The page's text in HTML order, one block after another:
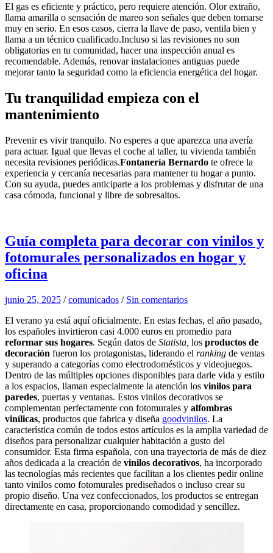
El gas es eficiente y práctico, pero requiere atención. Olor extraño,
llama amarilla o sensación de mareo son señales que deben tomarse
muy en serio. En esos casos, cierra la llave de paso, ventila bien y
llama a un técnico cualificado.Incluso si las revisiones no son
obligatorias en tu comunidad, hacer una inspección anual es
recomendable. Además, renovar instalaciones antiguas puede
mejorar tanto la seguridad como la eficiencia energética del hogar.
Tu tranquilidad empieza con el
mantenimiento
Prevenir es vivir tranquilo. No esperes a que aparezca una avería
para actuar. Igual que llevas el coche al taller, tu vivienda también
necesita revisiones periódicas.Fontanería Bernardo te ofrece la
experiencia y cercanía necesarias para mantener tu hogar a punto.
Con su ayuda, puedes anticiparte a los problemas y disfrutar de una
casa cómoda, funcional y libre de sobresaltos.
Guía completa para decorar con vinilos y
fotomurales personalizados en hogar y
oficina
junio 25, 2025 /comunicados / Sin comentarios
El verano ya está aquí oficialmente. En estas fechas, el año pasado,
los españoles invirtieron casi 4.000 euros en promedio para
reformar sus hogares. Según datos de Statista, los productos de
decoración fueron los protagonistas, liderando el ranking de ventas
y superando a categorías como electrodomésticos y videojuegos.
Dentro de las múltiples opciones disponibles para darle vida y estilo
a los espacios, llaman especialmente la atención los vinilos para
paredes, puertas y ventanas. Estos vinilos decorativos se
complementan perfectamente con fotomurales y alfombras
vinílicas, productos que fabrica y diseña goodvinilos. La
característica común de todos estos artículos es la amplia variedad de
diseños para personalizar cualquier habitación a gusto del
consumidor. Esta firma española, con una trayectoria de más de diez
años dedicada a la creación de vinilos decorativos, ha incorporado
las tecnologías más recientes que facilitan a los clientes pedir online
tanto vinilos como fotomurales prediseñados o incluso crear su
propio diseño. Una vez confeccionados, los productos se entregan
directamente en casa, proporcionando comodidad y sencillez.